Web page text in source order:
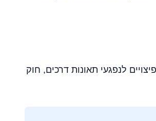
לנפגעי תאונות דרכים, חוק